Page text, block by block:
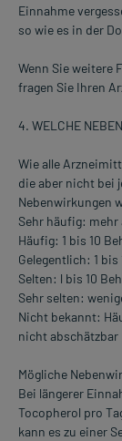
Einnahme
so wie es in der
Wenn Sie weitere
fragen Sie Ihren
4. WELCHE
Wie alle
die aber nicht bei
Nebenwirkungen
Sehr häufig: mehr
Häufig: 1 bis 10
Gelegentlich: 1
Selten: l bis 10
Sehr selten:
Nicht bekannt:
nicht abschätzbar
Mögliche
Bei längerer
Tocopherol pro
kann es zu einer